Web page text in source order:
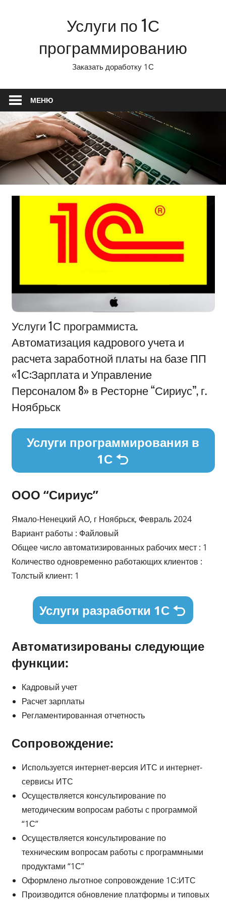
Услуги по 1С
программированию
Заказать доработку 1С
МЕНЮ
Информация
Услуги 1С программиста.
Автоматизация кадрового учета и
расчета заработной платы на базе ПП
«1С:Зарплата и Управление
Персоналом 8» в Ресторне “Сириус”, г.
Ноябрьск
Услуги программирования в
1С
ООО “Сириус”
Ямало-Ненецкий АО, г Ноябрьск, Февраль 2024
Вариант работы : Файловый
Общее число автоматизированных рабочих мест : 1
Количество одновременно работающих клиентов :
Толстый клиент: 1
Услуги разработки 1С
Автоматизированы следующие
функции:
Кадровый учет
Расчет зарплаты
Регламентированная отчетность
Сопровождение:
Используется интернет-версия ИТС и интернет-
сервисы ИТС
Осуществляется консультирование по
методическим вопросам работы с программой
“1С”
Осуществляется консультирование по
техническим вопросам работы с программными
продуктами “1С”
Оформлено льготное сопровождение 1С:ИТС
Производится обновление платформы и типовых